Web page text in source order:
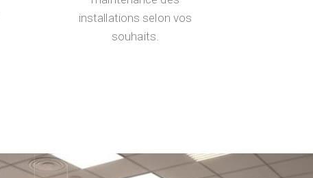
installations selon vos
souhaits.